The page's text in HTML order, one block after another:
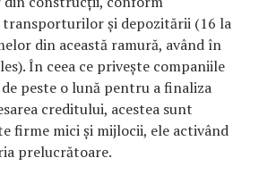
transporturilor și depozitării (16 la
din această ramură, având în
În ceea ce privește companiile
peste o lună pentru a finaliza
creditului, acestea sunt
firme mici și mijlocii, ele activând
prelucrătoare.